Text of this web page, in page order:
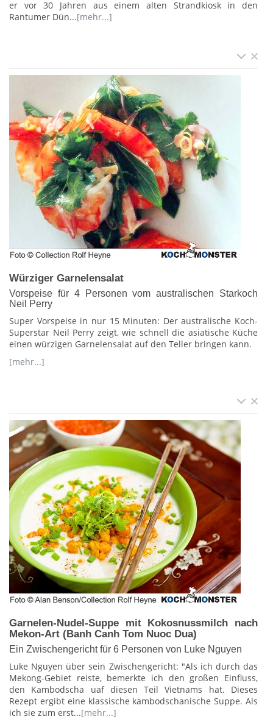
er vor 30 Jahren aus einem alten Strandkiosk in den
Rantumer Dün...[mehr...]
Würziger Garnelensalat
Vorspeise für 4 Personen vom australischen Starkoch
Neil Perry
Super Vorspeise in nur 15 Minuten: Der australische Koch-
Superstar Neil Perry zeigt, wie schnell die asiatische Küche
einen würzigen Garnelensalat auf den Teller bringen kann.
[mehr...]
Garnelen-Nudel-Suppe mit Kokosnussmilch nach
Mekon-Art (Banh Canh Tom Nuoc Dua)
Ein Zwischengericht für 6 Personen von Luke Nguyen
Luke Nguyen über sein Zwischengericht: "Als ich durch das
Mekong-Gebiet reiste, bemerkte ich den großen Einfluss,
den Kambodscha uaf diesen Teil Vietnams hat. Dieses
Rezept ergibt eine klassische kambodschanische Suppe. Als
ich sie zum erst...[mehr...]